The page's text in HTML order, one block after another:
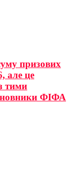
призових
але це
тими
ФІФА